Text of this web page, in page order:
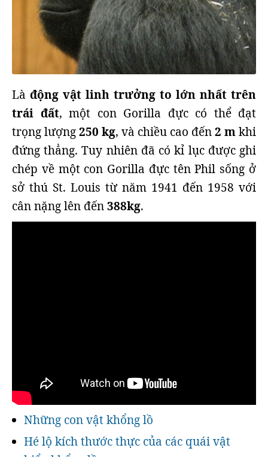
Là động vật linh trưởng to lớn nhất trên
trái đất, một con Gorilla đực có thể đạt
trọng lượng250 kg, và chiều cao đến2 mkhi
đứng thẳng. Tuy nhiên đã có kỉ lục được ghi
chép về một con Gorilla đực tên Phil sống ở
sở thú St. Louis từ năm 1941 đến 1958 với
cân nặng lên đến388kg.
Những con vật khổng lồ
Hé lộ kích thước thực của các quái vật